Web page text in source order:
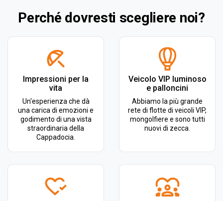
Perché dovresti scegliere noi?
Impressioni per la
vita
Un'esperienza che dà
una carica di emozioni e
godimento di una vista
straordinaria della
Cappadocia.
Veicolo VIP luminoso
e palloncini
Abbiamo la più grande
rete di flotte di veicoli VIP,
mongolfiere e sono tutti
nuovi di zecca.